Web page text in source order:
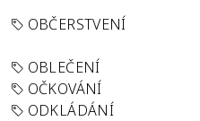
OBČERSTVENÍ
OBLEČENÍ
OČKOVÁNÍ
ODKLÁDÁNÍ